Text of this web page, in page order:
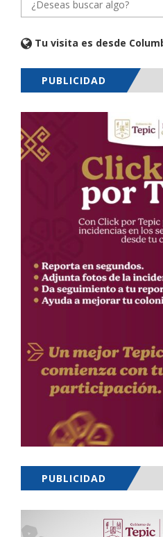
Tu visita es desde
PUBLICIDAD
PUBLICIDAD